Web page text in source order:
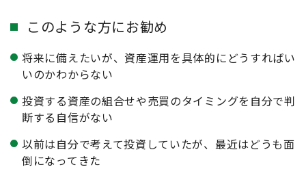
このような方にお勧め
将来に備えたいが、資産運用を具体的にどうすればい
いのかわからない
投資する資産の組合せや売買のタイミングを自分で判
断する自信がない
以前は自分で考えて投資していたが、最近はどうも面
倒になってきた